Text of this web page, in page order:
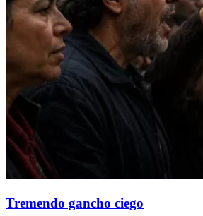
Tremendo gancho ciego